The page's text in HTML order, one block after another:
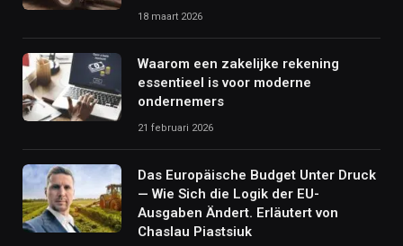
18 maart 2026
Waarom een zakelijke rekening
essentieel is voor moderne
ondernemers
21 februari 2026
Das Europäische Budget Unter Druck
— Wie Sich die Logik der EU-
Ausgaben Ändert. Erläutert von
Chaslau Piastsiuk